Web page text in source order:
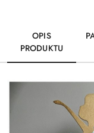
OPIS
PRODUKTU